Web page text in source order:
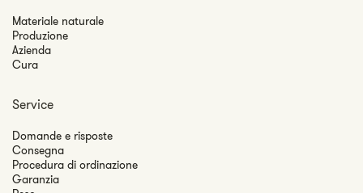
Materiale naturale
Produzione
Azienda
Cura
Service
Domande e risposte
Consegna
Procedura di ordinazione
Garanzia